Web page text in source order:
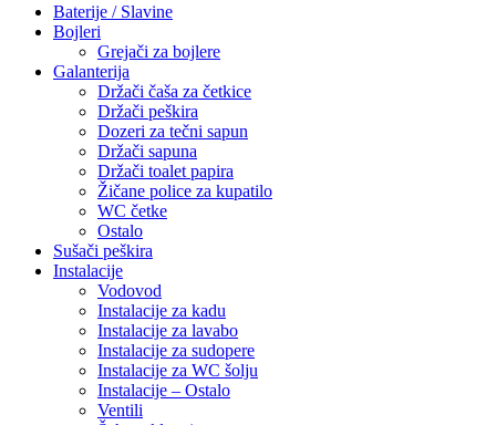
Baterije / Slavine
Bojleri
Grejači za bojlere
Galanterija
Držači čaša za četkice
Držači peškira
Dozeri za tečni sapun
Držači sapuna
Držači toalet papira
Žičane police za kupatilo
WC četke
Ostalo
Sušači peškira
Instalacije
Vodovod
Instalacije za kadu
Instalacije za lavabo
Instalacije za sudopere
Instalacije za WC šolju
Instalacije – Ostalo
Ventili